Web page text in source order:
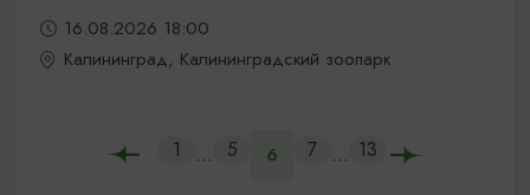
16.08.2026 18:00
Калининград, Калининградский зоопарк
1 ... 5 6 7 ... 13